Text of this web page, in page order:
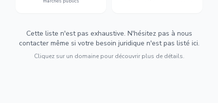
Cette liste n'est pas exhaustive. N'hésitez pas à nous
contacter même si votre besoin juridique n'est pas listé ici.
Cliquez sur un domaine pour découvrir plus de détails.